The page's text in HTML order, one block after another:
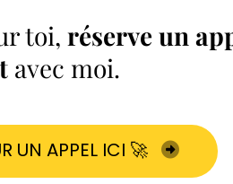
toi,réserve un
avec moi.
UN APPEL ICI 🚀